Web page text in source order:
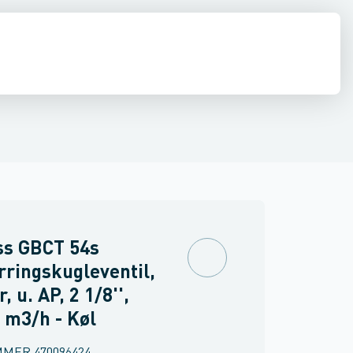
GBCT 54s
u. AP, 2 1/8'',
m3/h - Køl